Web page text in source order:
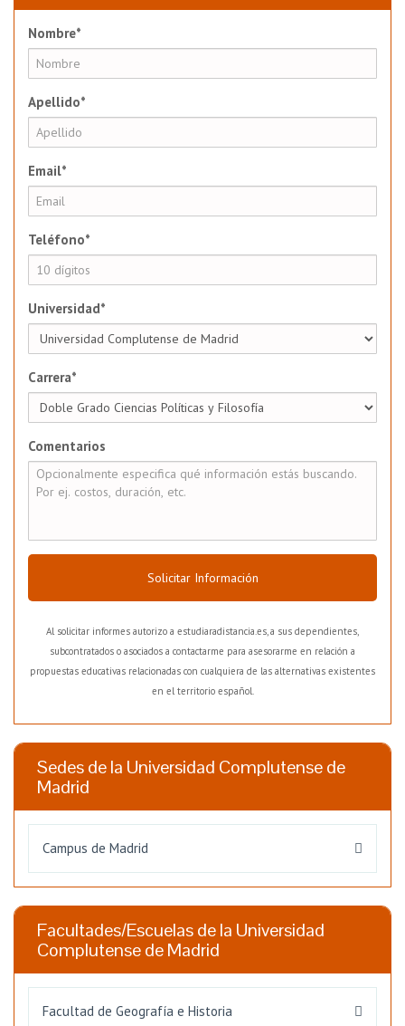
Nombre*
Apellido*
Email*
Teléfono*
Universidad*
Carrera*
Comentarios
Solicitar Información
Al solicitar informes autorizo a estudiaradistancia.es, a sus dependientes,
subcontratados o asociados a contactarme para asesorarme en relación a
propuestas educativas relacionadas con cualquiera de las alternativas existentes
en el territorio español.
Sedes de la Universidad Complutense de
Madrid
Campus de Madrid
Facultades/Escuelas de la Universidad
Complutense de Madrid
Facultad de Geografía e Historia